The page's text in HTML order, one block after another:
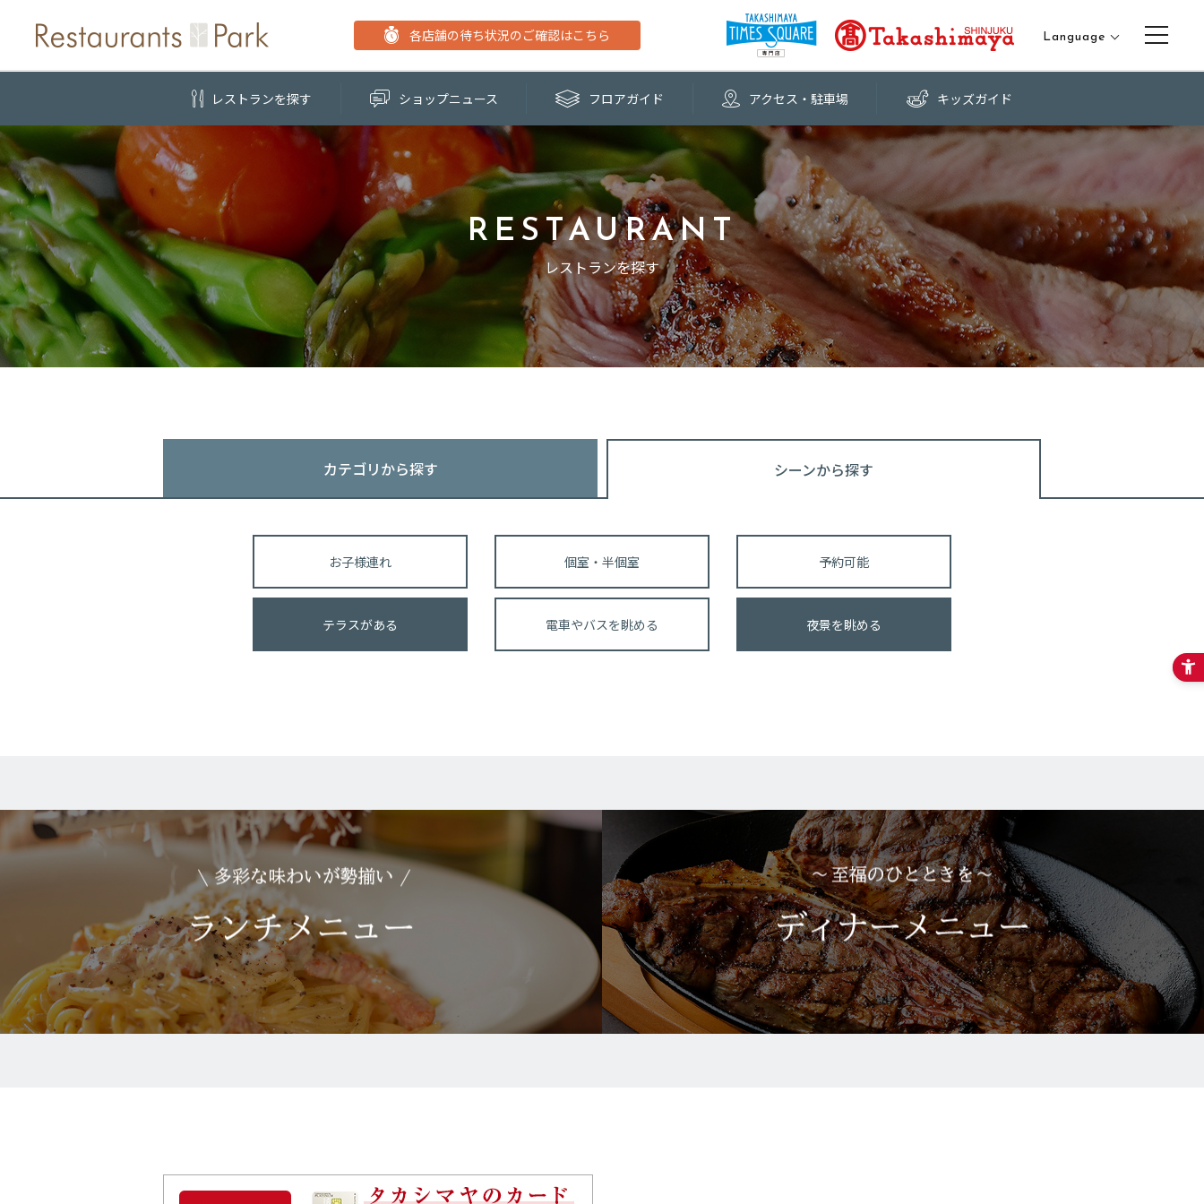
各店舗の待ち状況のご確認はこちら Language
日本語
レストランを探す ショップニュース フロアガイド アクセス・駐車場 キッズガイド
RESTAURANT
レストランを探す
カテゴリから探す シーンから探す
お子様連れ 個室・半個室 予約可能
テラスがある 電車やバスを眺める 夜景を眺める